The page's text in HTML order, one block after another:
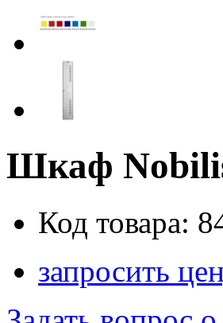
Шкаф
Код товара:
запросить